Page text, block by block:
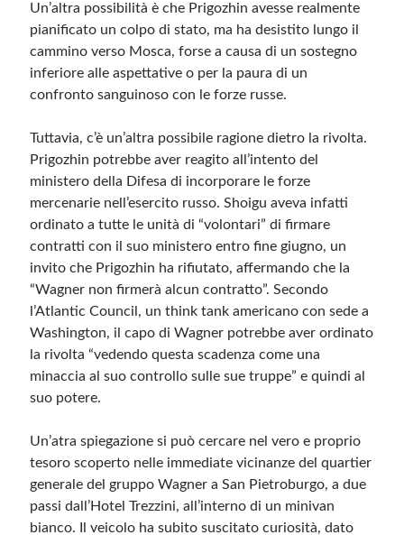
Un’altra possibilità è che Prigozhin avesse realmente
pianificato un colpo di stato, ma ha desistito lungo il
cammino verso Mosca, forse a causa di un sostegno
inferiore alle aspettative o per la paura di un
confronto sanguinoso con le forze russe.
Tuttavia, c’è un’altra possibile ragione dietro la rivolta.
Prigozhin potrebbe aver reagito all’intento del
ministero della Difesa di incorporare le forze
mercenarie nell’esercito russo. Shoigu aveva infatti
ordinato a tutte le unità di “volontari” di firmare
contratti con il suo ministero entro fine giugno, un
invito che Prigozhin ha rifiutato, affermando che la
“Wagner non firmerà alcun contratto”. Secondo
l’Atlantic Council, un think tank americano con sede a
Washington, il capo di Wagner potrebbe aver ordinato
la rivolta “vedendo questa scadenza come una
minaccia al suo controllo sulle sue truppe” e quindi al
suo potere.
Un’atra spiegazione si può cercare nel vero e proprio
tesoro scoperto nelle immediate vicinanze del quartier
generale del gruppo Wagner a San Pietroburgo, a due
passi dall’Hotel Trezzini, all’interno di un minivan
bianco. Il veicolo ha subito suscitato curiosità, dato